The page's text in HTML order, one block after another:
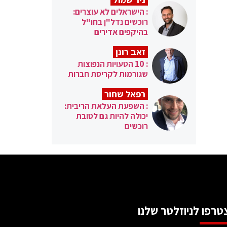
: הישראלים לא עוצרים:
רוכשים נדל"ן בחו"ל
בהיקפים אדירים
זאב רונן
: 10 הטעויות הנפוצות
שגורמות לקריסת חברות
רפאל שחור
: השפעת העלאת הריבית:
יכולה להיות גם לטובת
רוכשים
לניוזלטר שלנו